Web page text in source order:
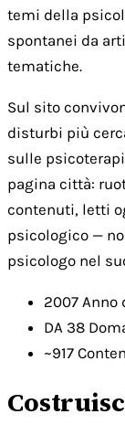
temi della
spontanei da
tematiche.
Sul sito
disturbi più
sulle
pagina città:
contenuti, letti
psicologico —
psicologo nel
2007 Anno
DA 38
~917